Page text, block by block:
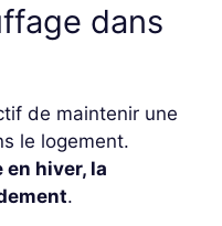
dans
de maintenir une
le logement.
en hiver, la
.